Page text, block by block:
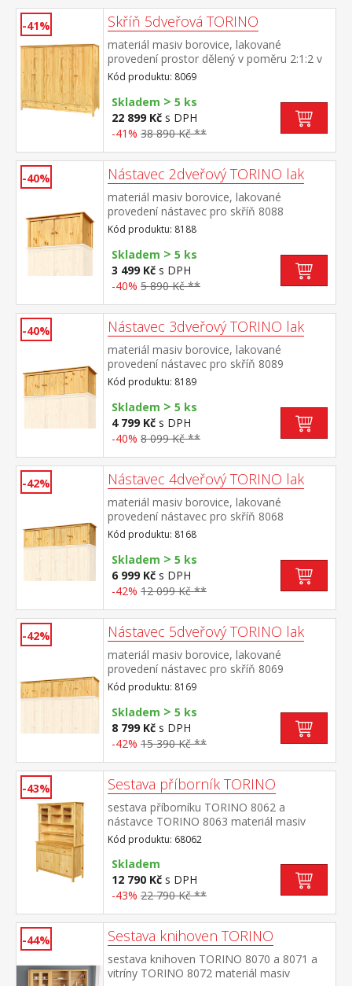
-41% Skříň 5dveřová TORINO
materiál masiv borovice, lakované
provedení prostor dělený v poměru 2:1:2 v
levé a pravé širší části šatní tyč a police na
klobouky ve střední úzké části 3 police ve
spodní části 3 zásuvky s kovovými
pojezdy doporučený nástavec 8169
Kód produktu: 8069
Skladem > 5 ks
22 899 Kč s DPH
-41% 38 890 Kč **
-40% Nástavec 2dveřový TORINO lak
materiál masiv borovice, lakované
provedení nástavec pro skříň 8088
Kód produktu: 8188
Skladem > 5 ks
3 499 Kč s DPH
-40% 5 890 Kč **
-40% Nástavec 3dveřový TORINO lak
materiál masiv borovice, lakované
provedení nástavec pro skříň 8089
Kód produktu: 8189
Skladem > 5 ks
4 799 Kč s DPH
-40% 8 099 Kč **
-42% Nástavec 4dveřový TORINO lak
materiál masiv borovice, lakované
provedení nástavec pro skříň 8068
Kód produktu: 8168
Skladem > 5 ks
6 999 Kč s DPH
-42% 12 099 Kč **
-42% Nástavec 5dveřový TORINO lak
materiál masiv borovice, lakované
provedení nástavec pro skříň 8069
Kód produktu: 8169
Skladem > 5 ks
8 799 Kč s DPH
-42% 15 390 Kč **
-43% Sestava příborník TORINO
sestava příborníku TORINO 8062 a
nástavce TORINO 8063 materiál masiv
borovice, lakované provedení příborník: 3
dveře, 3 zásuvky s kovovými
pojezdy nástavec: dvoje prosklená
dvířka rozměr příborníku (š/h/v) 129 × 40 ×
80 cm rozměr nástavce (š/h/v) 129 × 33 ×
Kód produktu: 68062
Skladem
12 790 Kč s DPH
-43% 22 790 Kč **
-44% Sestava knihoven TORINO
sestava knihoven TORINO 8070 a 8071 a
vitríny TORINO 8072 materiál masiv